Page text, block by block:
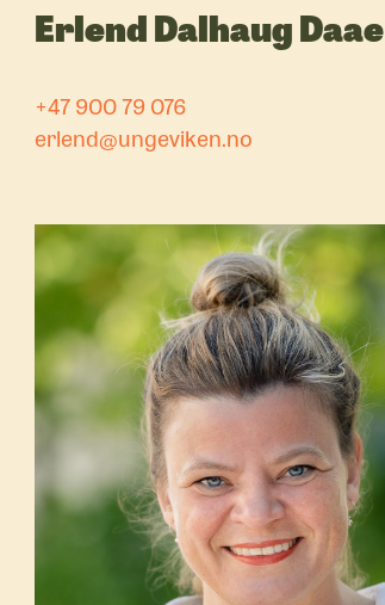
Erlend Dalhaug Daae
+47 900 79 076
erlend@ungeviken.no